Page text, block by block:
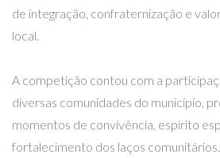
de integração, confraternização e
local.
A competição contou com a
diversas comunidades do município,
momentos de convivência, espírito
fortalecimento dos laços comunitários.